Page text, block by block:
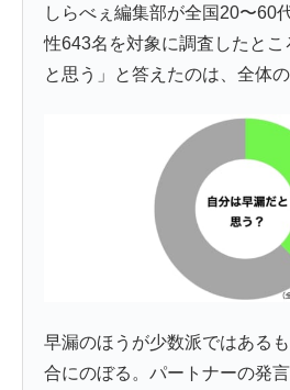
しらべぇ編集部が全国20〜60
性643名を対象に調査したと
と思う」と答えたのは、全体の
早漏のほうが少数派ではある
合にのぼる。パートナーの発